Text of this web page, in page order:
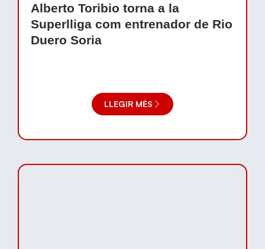
Alberto Toribio torna a la
Superlliga com entrenador de Rio
Duero Soria
LLEGIR MÉS